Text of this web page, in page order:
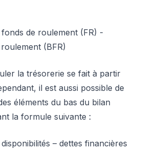
fonds de roulement (FR) -
(BFR)
la trésorerie se fait à partir
il est aussi possible de
éléments du bas du bilan
la formule suivante :
disponibilités – dettes financières